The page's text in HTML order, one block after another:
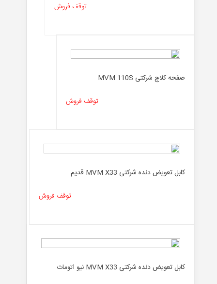
توقف فروش
صفحه کلاچ شرکتی MVM 110S
توقف فروش
کابل تعویض دنده شرکتی MVM X33 قدیم
توقف فروش
کابل تعویض دنده شرکتی MVM X33 نیو اتومات